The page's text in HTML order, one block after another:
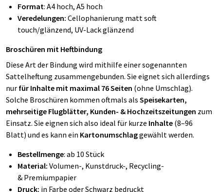
Format: A4 hoch, A5 hoch
Veredelungen: Cellophanierung matt soft
touch/glänzend, UV-Lack glänzend
Broschüren mit Heftbindung
Diese Art der Bindung wird mithilfe einer sogenannten
Sattelheftung zusammengebunden. Sie eignet sich allerdings
nur für Inhalte mit maximal 76 Seiten (ohne Umschlag).
Solche Broschüren kommen oftmals als Speisekarten,
mehrseitige Flugblätter, Kunden- & Hochzeitszeitungen zum
Einsatz. Sie eignen sich also ideal für kurze Inhalte (8–96
Blatt) und es kann ein Kartonumschlaggewählt werden.
Bestellmenge: ab 10 Stück
Material: ​​​​ Volumen-, Kunstdruck-, Recycling-
& Premiumpapier
Druck: in Farbe oder Schwarz bedruckt